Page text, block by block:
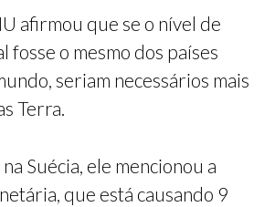
afirmou que se o nível de
fosse o mesmo dos países
seriam necessários mais
Terra.
Suécia, ele mencionou a
que está causando 9